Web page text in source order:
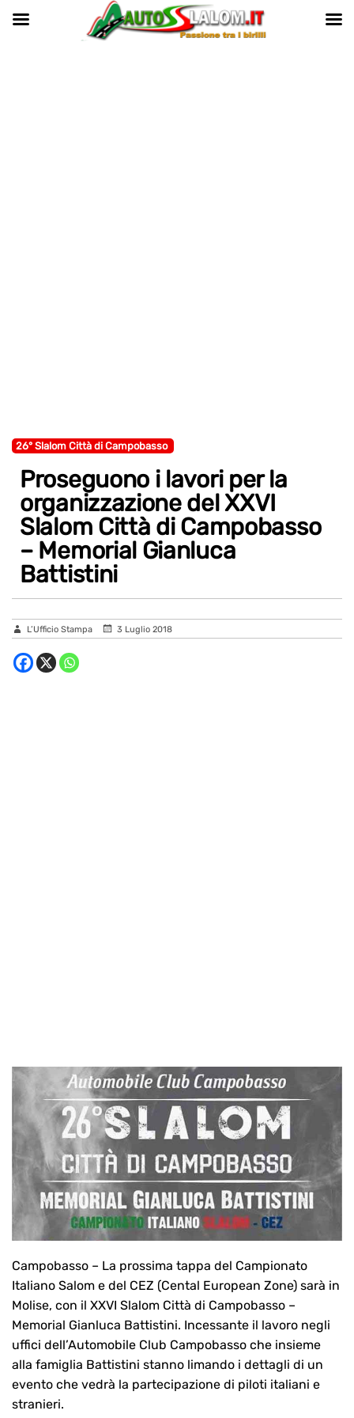
26° Slalom Città di Campobasso
Proseguono i lavori per la
organizzazione del XXVI
Slalom Città di Campobasso
– Memorial Gianluca
Battistini
L’Ufficio Stampa 3 Luglio 2018
Campobasso – La prossima tappa del Campionato
Italiano Salom e del CEZ (Cental European Zone) sarà in
Molise, con il XXVI Slalom Città di Campobasso –
Memorial Gianluca Battistini. Incessante il lavoro negli
uffici dell’Automobile Club Campobasso che insieme
alla famiglia Battistini stanno limando i dettagli di un
evento che vedrà la partecipazione di piloti italiani e
stranieri.